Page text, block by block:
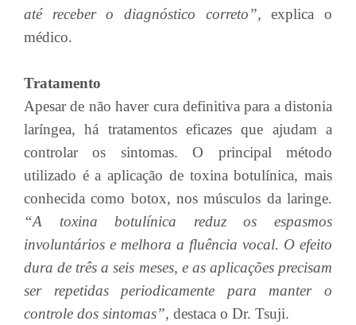
até receber o diagnóstico correto”, explica o
médico.
Tratamento
Apesar de não haver cura definitiva para a distonia
laríngea, há tratamentos eficazes que ajudam a
controlar os sintomas. O principal método
utilizado é a aplicação de toxina botulínica, mais
conhecida como botox, nos músculos da laringe.
“A toxina botulínica reduz os espasmos
involuntários e melhora a fluência vocal. O efeito
dura de três a seis meses, e as aplicações precisam
ser repetidas periodicamente para manter o
controle dos sintomas”, destaca o Dr. Tsuji.